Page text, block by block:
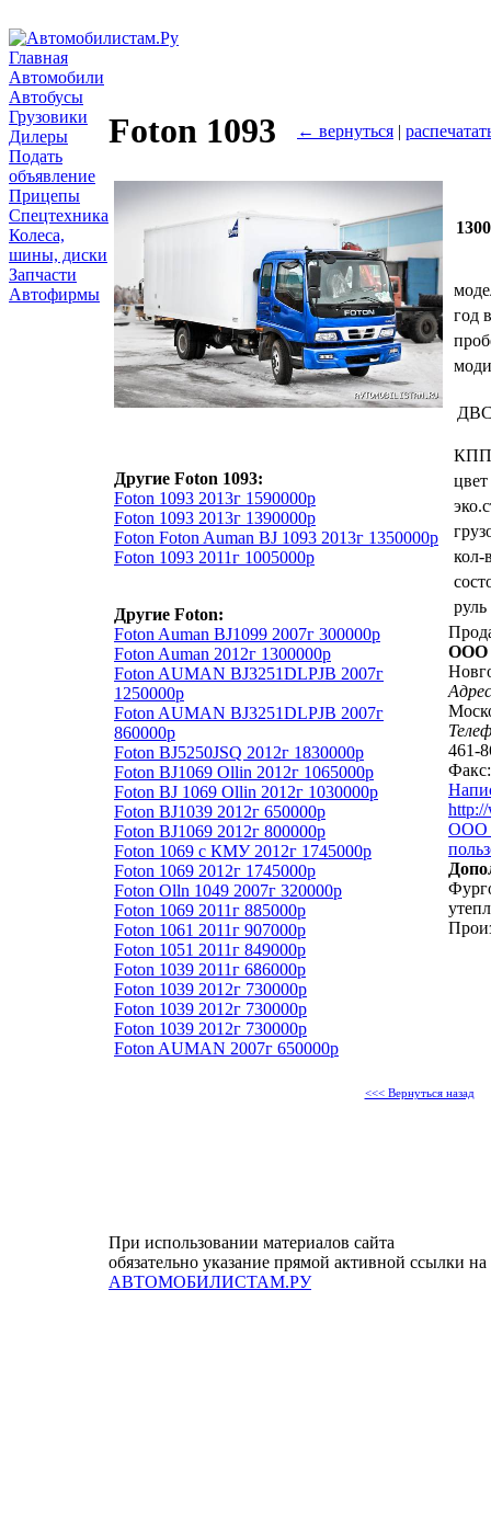
Главная
Автомобили
Автобусы
Грузовики
Дилеры
Подать
объявление
Прицепы
Спецтехника
Колеса,
шины, диски
Запчасти
Автофирмы
Foton 1093 ← вернуться |
Другие Foton 1093:
Foton 1093 2013г 1590000р
Foton 1093 2013г 1390000р
Foton Foton Auman BJ 1093 2013г 1350000р
Foton 1093 2011г 1005000р
Другие Foton:
Foton Auman BJ1099 2007г 300000р
Foton Auman 2012г 1300000р
Foton AUMAN BJ3251DLPJB 2007г
1250000р
Foton AUMAN BJ3251DLPJB 2007г
860000р
Foton BJ5250JSQ 2012г 1830000р
Foton BJ1069 Ollin 2012г 1065000р
Foton BJ 1069 Ollin 2012г 1030000р
Foton BJ1039 2012г 650000р
Foton BJ1069 2012г 800000р
Foton 1069 с КМУ 2012г 1745000р
Foton 1069 2012г 1745000р
Foton Olln 1049 2007г 320000р
Foton 1069 2011г 885000р
Foton 1061 2011г 907000р
Foton 1051 2011г 849000р
Foton 1039 2011г 686000р
Foton 1039 2012г 730000р
Foton 1039 2012г 730000р
Foton 1039 2012г 730000р
Foton AUMAN 2007г 650000р
год
КПП
цвет
кол-
руль
ООО
461-
ООО
<<< Вернуться назад
При использовании материалов сайта
обязательно указание прямой активной ссылки на
АВТОМОБИЛИСТАМ.РУ